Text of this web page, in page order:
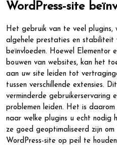
WordPress-site
Het gebruik van te veel plugins,
algehele prestaties en stabiliteit
beïnvloeden. Hoewel Elementor
bouwen van websites, kan het
aan uw site leiden tot
tussen verschillende extensies.
verminderde gebruikerservaring
problemen leiden. Het is
naar welke plugins u echt nodig
ze goed geoptimaliseerd zijn
WordPress-site op peil te